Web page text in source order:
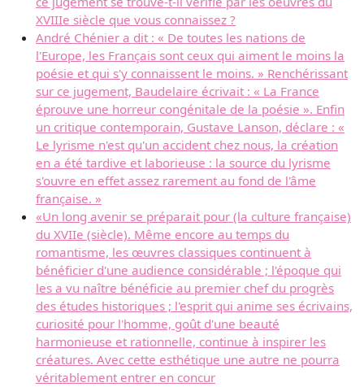
XVIIIe siècle que vous connaissez ?
André Chénier a dit : « De toutes les nations de
l'Europe, les Français sont ceux qui aiment le moins la
poésie et qui s'y connaissent le moins. » Renchérissant
sur ce jugement, Baudelaire écrivait : « La France
éprouve une horreur congénitale de la poésie ». Enfin
un critique contemporain, Gustave Lanson, déclare : «
Le lyrisme n'est qu'un accident chez nous, la création
en a été tardive et laborieuse : la source du lyrisme
s'ouvre en effet assez rarement au fond de l'âme
française. »
«Un long avenir se préparait pour (la culture française)
du XVIIe (siècle). Même encore au temps du
romantisme, les œuvres classiques continuent à
bénéficier d'une audience considérable ; l'époque qui
les a vu naître bénéficie au premier chef du progrès
des études historiques ; l'esprit qui anime ses écrivains,
curiosité pour l'homme, goût d'une beauté
harmonieuse et rationnelle, continue à inspirer les
créatures. Avec cette esthétique une autre ne pourra
véritablement entrer en concur